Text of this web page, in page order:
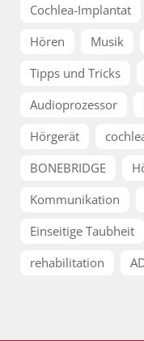
Cochlea-Implantat
Hören
Musik
Tipps und Tricks
Audioprozessor
Hörgerät
BONEBRIDGE
Kommunikation
Einseitige Taubheit
rehabilitation